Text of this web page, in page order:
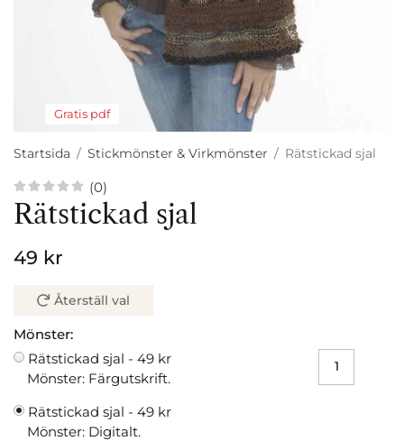
Gratis pdf
Startsida / Stickmönster & Virkmönster / Rätstickad sjal
(0)
Rätstickad sjal
49 kr
Återställ val
Mönster:
Rätstickad sjal - 49 kr
Mönster: Färgutskrift.
Rätstickad sjal - 49 kr
Mönster: Digitalt.